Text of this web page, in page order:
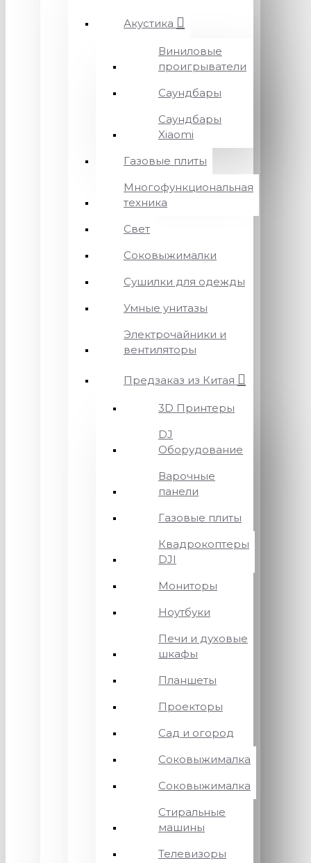
Акустика
Виниловые
проигрыватели
Саундбары
Саундбары
Xiaomi
Газовые плиты
Многофункциональная
техника
Свет
Соковыжималки
Сушилки для одежды
Умные унитазы
Электрочайники и
вентиляторы
Предзаказ из Китая
3D Принтеры
DJ
Оборудование
Варочные
панели
Газовые плиты
Квадрокоптеры
DJI
Мониторы
Ноутбуки
Печи и духовые
шкафы
Планшеты
Проекторы
Сад и огород
Соковыжималка
Соковыжималка
Стиральные
машины
Телевизоры